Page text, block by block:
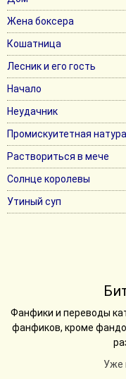
Жена боксера
Кошатница
Лесник и его гость
Начало
Неудачник
Промискуитетная натура
Раствориться в мече
Солнце королевы
Утиный суп
Фанфики и переводы
фанфиков, кроме
Уже